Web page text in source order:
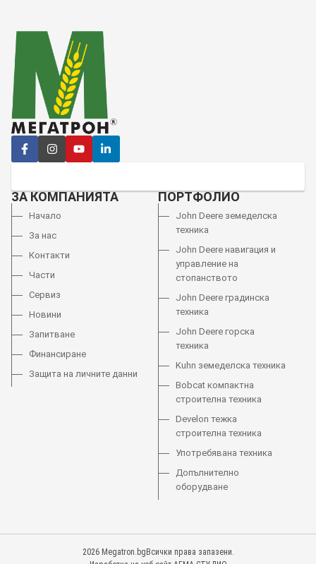
ЗА КОМПАНИЯТА
Начало
За нас
Контакти
Части
Сервиз
Новини
Запитване
Финансиране
Защита на личните данни
ПОРТФОЛИО
John Deere земеделска
техника
John Deere навигация и
управление на
стопанството
John Deere градинска
техника
John Deere горска
техника
Kuhn земеделска техника
Bobcat компактна
строителна техника
Develon тежка
строителна техника
Употребявана техника
Допълнително
оборудване
2026 Megatron.bgВсички права запазени.